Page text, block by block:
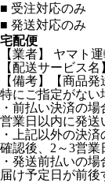
■ 受注対応のみ
■ 発送対応のみ
宅配便
【業者】 ヤマト
【配送サービス
【備考】【商品発
特にご指定がない
・前払い決済の
営業日以内に発送
・上記以外の決
確認後、2～3営業
・発送前払いの
届け予定日が前後